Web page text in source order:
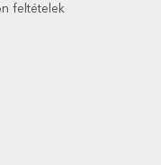
feltételek